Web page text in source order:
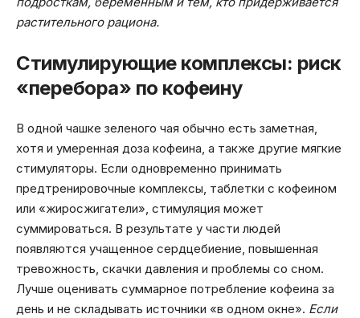
растительного рациона.
Стимулирующие комплексы: риск
«перебора» по кофеину
В одной чашке зеленого чая обычно есть заметная,
хотя и умеренная доза кофеина, а также другие мягкие
стимуляторы. Если одновременно принимать
предтренировочные комплексы, таблетки с кофеином
или «жиросжигатели», стимуляция может
суммироваться. В результате у части людей
появляются учащенное сердцебиение, повышенная
тревожность, скачки давления и проблемы со сном.
Лучше оценивать суммарное потребление кофеина за
день и не складывать источники «в одном окне». Если